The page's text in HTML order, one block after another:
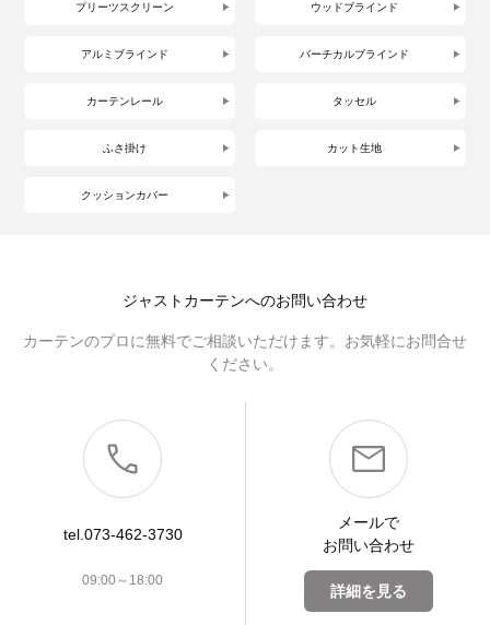
プリーツスクリーン ウッドブラインド
アルミブラインド バーチカルブラインド
カーテンレール タッセル
ふさ掛け カット生地
クッションカバー
ジャストカーテンへのお問い合わせ
カーテンのプロに無料でご相談いただけます。お気軽にお問合せ
ください。
tel.073-462-3730
09:00～18:00
メールで
お問い合わせ
詳細を見る